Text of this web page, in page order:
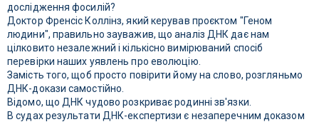
дослідження фосилій?
Доктор Френсіс Коллінз, який керував проєктом "Геном
людини", правильно зауважив, що аналіз ДНК дає нам
цілковито незалежний і кількісно вимірюваний спосіб
перевірки наших уявлень про еволюцію.
Замість того, щоб просто повірити йому на слово, розгляньмо
ДНК-докази самостійно.
Відомо, що ДНК чудово розкриває родинні зв'язки.
В судах результати ДНК-експертизи є незаперечним доказом